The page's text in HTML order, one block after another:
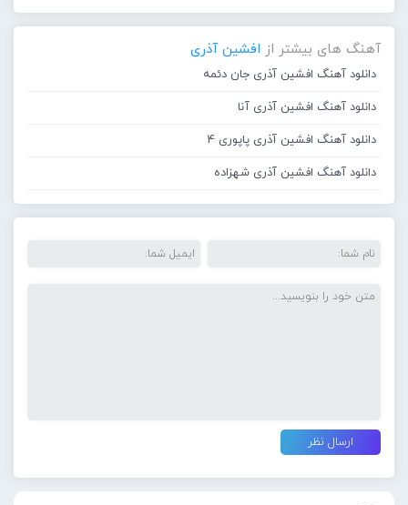
آهنگ های بیشتر از افشین آذری
دانلود آهنگ افشین آذری جان دئمه
دانلود آهنگ افشین آذری آنا
دانلود آهنگ افشین آذری پاپوری 4
دانلود آهنگ افشین آذری شهزاده